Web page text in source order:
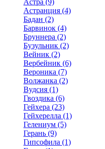
Астра (9)
Астранция (4)
Бадан (2)
Барвинок (4)
Бруннера (2)
Бузульник (2)
Вейник (2)
Вербейник (6)
Вероника (7)
Волжанка (2)
Вудсия (1)
Гвоздика (6)
Гейхера (23)
Гейхерелла (1)
Гелениум (5)
Герань (9)
Гипсофила (1)